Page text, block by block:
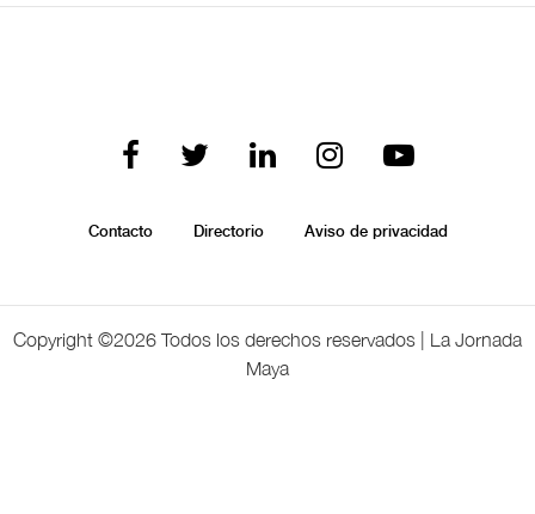
Contacto Directorio Aviso de privacidad
Copyright ©2026 Todos los derechos reservados | La Jornada
Maya